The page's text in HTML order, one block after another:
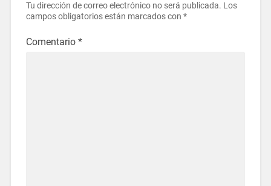
Tu dirección de correo electrónico no será publicada. Los
campos obligatorios están marcados con *
Comentario *